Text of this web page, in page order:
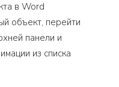
в Word
объект, перейти
панели и
из списка